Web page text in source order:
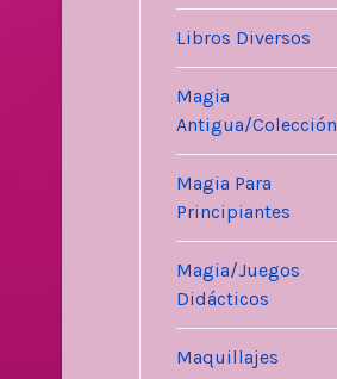
Libros Diversos
Magia
Antigua/Colección
Magia Para
Principiantes
Magia/Juegos
Didácticos
Maquillajes